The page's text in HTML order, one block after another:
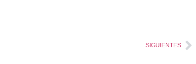
SIGUIENTES